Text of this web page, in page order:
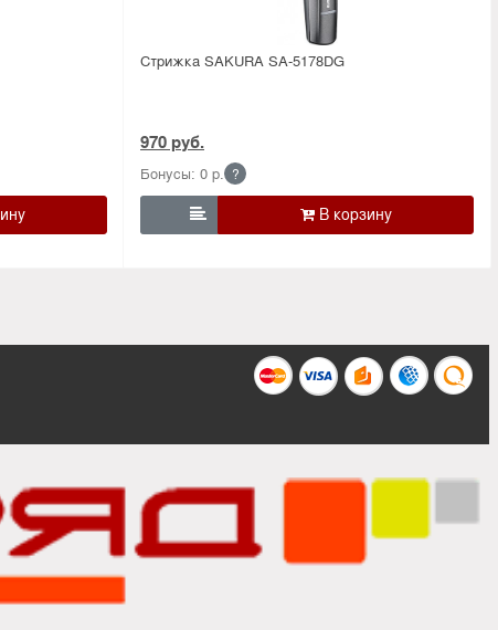
Стрижка SAKURA SA-5178DG
970 руб.
Бонусы: 0 р. ?
